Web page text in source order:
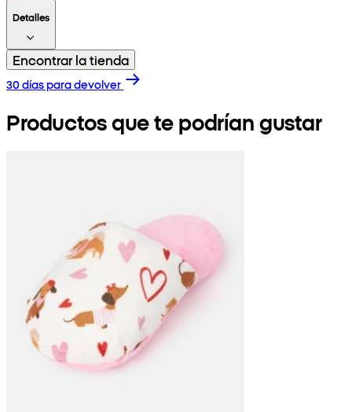
Detalles
Encontrar la tienda
30 días para devolver
Productos que te podrían gustar